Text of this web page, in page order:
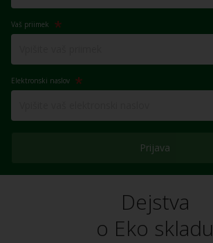
Vaš priimek
Elektronski naslov
Prijava
Dejstva
o Eko skladu